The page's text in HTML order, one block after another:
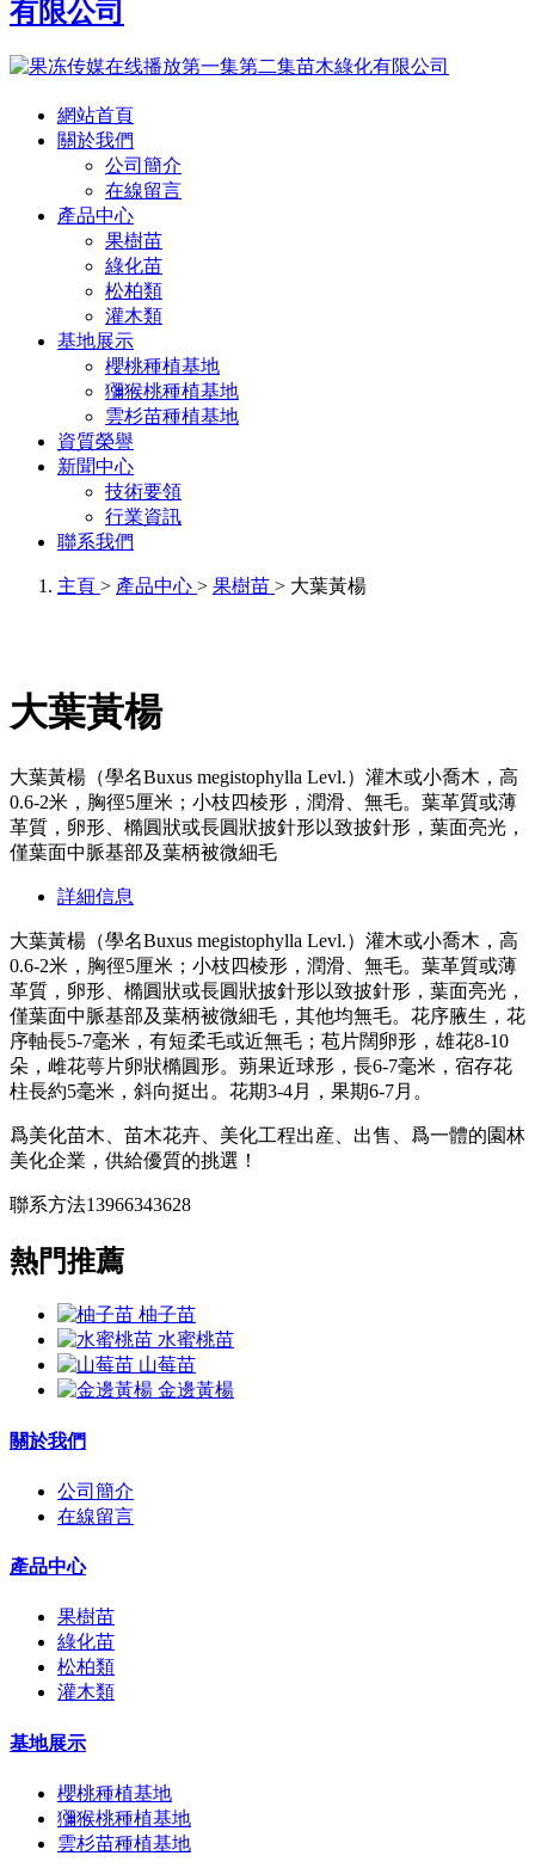
有限公司
網站首頁
關於我們
公司簡介
在線留言
產品中心
果樹苗
綠化苗
松柏類
灌木類
基地展示
櫻桃種植基地
獼猴桃種植基地
雲杉苗種植基地
資質榮譽
新聞中心
技術要領
行業資訊
聯系我們
主頁 > 產品中心 > 果樹苗 > 大葉黃楊
大葉黃楊
大葉黃楊（學名Buxus megistophylla Levl.）灌木或小喬木，高
0.6-2米，胸徑5厘米；小枝四棱形，潤滑、無毛。葉革質或薄
革質，卵形、橢圓狀或長圓狀披針形以致披針形，葉面亮光，
僅葉面中脈基部及葉柄被微細毛
詳細信息
大葉黃楊（學名Buxus megistophylla Levl.）灌木或小喬木，高
0.6-2米，胸徑5厘米；小枝四棱形，潤滑、無毛。葉革質或薄
革質，卵形、橢圓狀或長圓狀披針形以致披針形，葉面亮光，
僅葉面中脈基部及葉柄被微細毛，其他均無毛。花序腋生，花
序軸長5-7毫米，有短柔毛或近無毛；苞片闊卵形，雄花8-10
朵，雌花萼片卵狀橢圓形。蒴果近球形，長6-7毫米，宿存花
柱長約5毫米，斜向挺出。花期3-4月，果期6-7月。
爲美化苗木、苗木花卉、美化工程出産、出售、爲一體的園林
美化企業，供給優質的挑選！
聯系方法13966343628
熱門推薦
柚子苗
水蜜桃苗
山莓苗
金邊黃楊
關於我們
公司簡介
在線留言
產品中心
果樹苗
綠化苗
松柏類
灌木類
基地展示
櫻桃種植基地
獼猴桃種植基地
雲杉苗種植基地